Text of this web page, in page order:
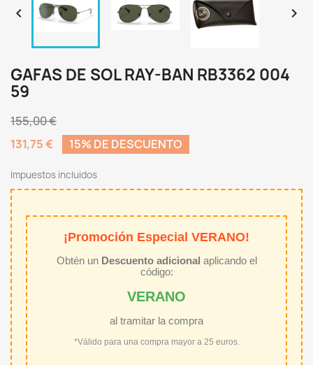
 
GAFAS DE SOL RAY-BAN RB3362 004
59
155,00 €
131,75 €
15% DE DESCUENTO
Impuestos incluidos
¡Promoción Especial VERANO!
Obtén un Descuento adicional aplicando el
código:
VERANO
al tramitar la compra
*Válido para una compra mayor a 25 euros.